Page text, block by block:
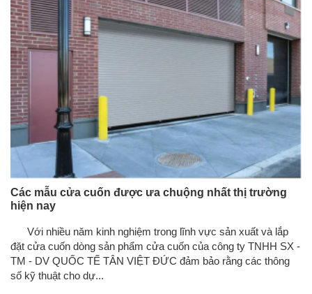
Các mẫu cửa cuốn được ưa chuộng nhất thị trường
hiện nay
Với nhiều năm kinh nghiệm trong lĩnh vực sản xuất và lắp
đặt cửa cuốn dòng sản phẩm cửa cuốn của công ty TNHH SX -
TM - DV QUỐC TẾ TÂN VIỆT ĐỨC đảm bảo rằng các thông
số kỹ thuật cho dự...